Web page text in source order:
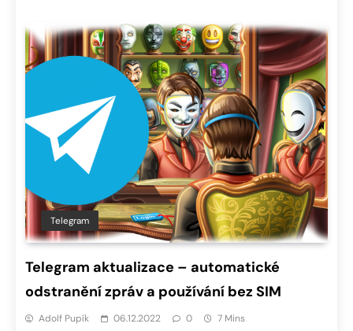
Telegram
Telegram aktualizace – automatické
odstranění zpráv a používání bez SIM
Adolf Pupík 06.12.2022 0 7 Mins